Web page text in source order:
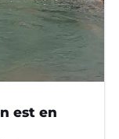
est en